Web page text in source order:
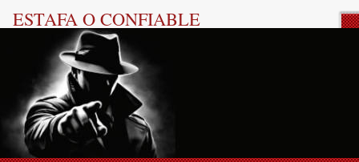
ESTAFA O CONFIABLE